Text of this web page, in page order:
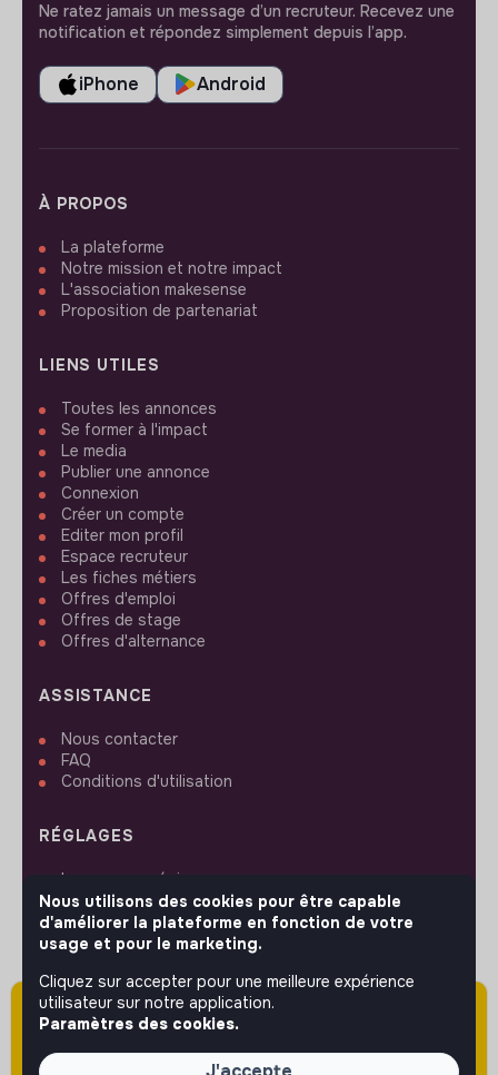
Attention cette annonce a été publiée il y a
plus de 60 jours (le 14/04/2026) et est sans
doute expirée ou non mise à jour.
Ne ratez jamais un message d’un recruteur. Recevez une
notification et répondez simplement depuis l’app.
iPhone Android
À PROPOS
La plateforme
Notre mission et notre impact
L'association makesense
Proposition de partenariat
LIENS UTILES
Toutes les annonces
Se former à l'impact
Le media
Publier une annonce
Connexion
Créer un compte
Editer mon profil
Espace recruteur
Les fiches métiers
Offres d'emploi
Offres de stage
Offres d'alternance
ASSISTANCE
Nous contacter
FAQ
Conditions d'utilisation
RÉGLAGES
Langues ou régions
Plan du site
Paramètres des cookies
Nous utilisons des cookies pour être capable
d'améliorer la plateforme en fonction de votre
usage et pour le marketing.
Cliquez sur accepter pour une meilleure expérience
utilisateur sur notre application.
Paramètres des cookies.